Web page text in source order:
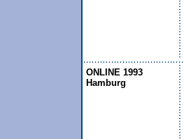
ONLINE 1993
Hamburg